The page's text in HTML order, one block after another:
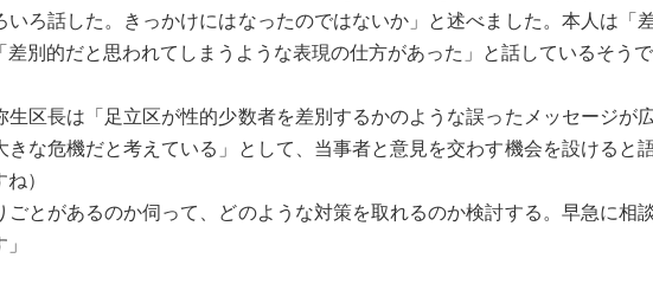
いろ話した。きっかけにはなったのではないか」と述べました。本人は「
別的だと思われてしまうような表現の仕方があった」と話しているそうで
区長は「足立区が性的少数者を差別するかのような誤ったメッセージが
きな危機だと考えている」として、当事者と意見を交わす機会を設けると
）
ごとがあるのか伺って、どのような対策を取れるのか検討する。早急に相